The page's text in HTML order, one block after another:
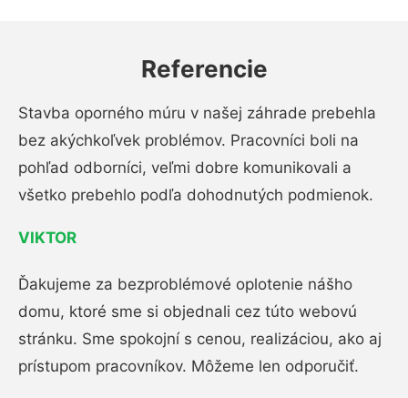
Referencie
Stavba oporného múru v našej záhrade prebehla
bez akýchkoľvek problémov. Pracovníci boli na
pohľad odborníci, veľmi dobre komunikovali a
všetko prebehlo podľa dohodnutých podmienok.
VIKTOR
Ďakujeme za bezproblémové oplotenie nášho
domu, ktoré sme si objednali cez túto webovú
stránku. Sme spokojní s cenou, realizáciou, ako aj
prístupom pracovníkov. Môžeme len odporučiť.